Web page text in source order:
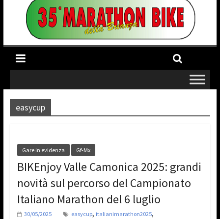
easycup
Gare in evidenza Gf-Mx
BIKEnjoy Valle Camonica 2025: grandi
novità sul percorso del Campionato
Italiano Marathon del 6 luglio
30/05/2025 easycup, italianimarathon2025,